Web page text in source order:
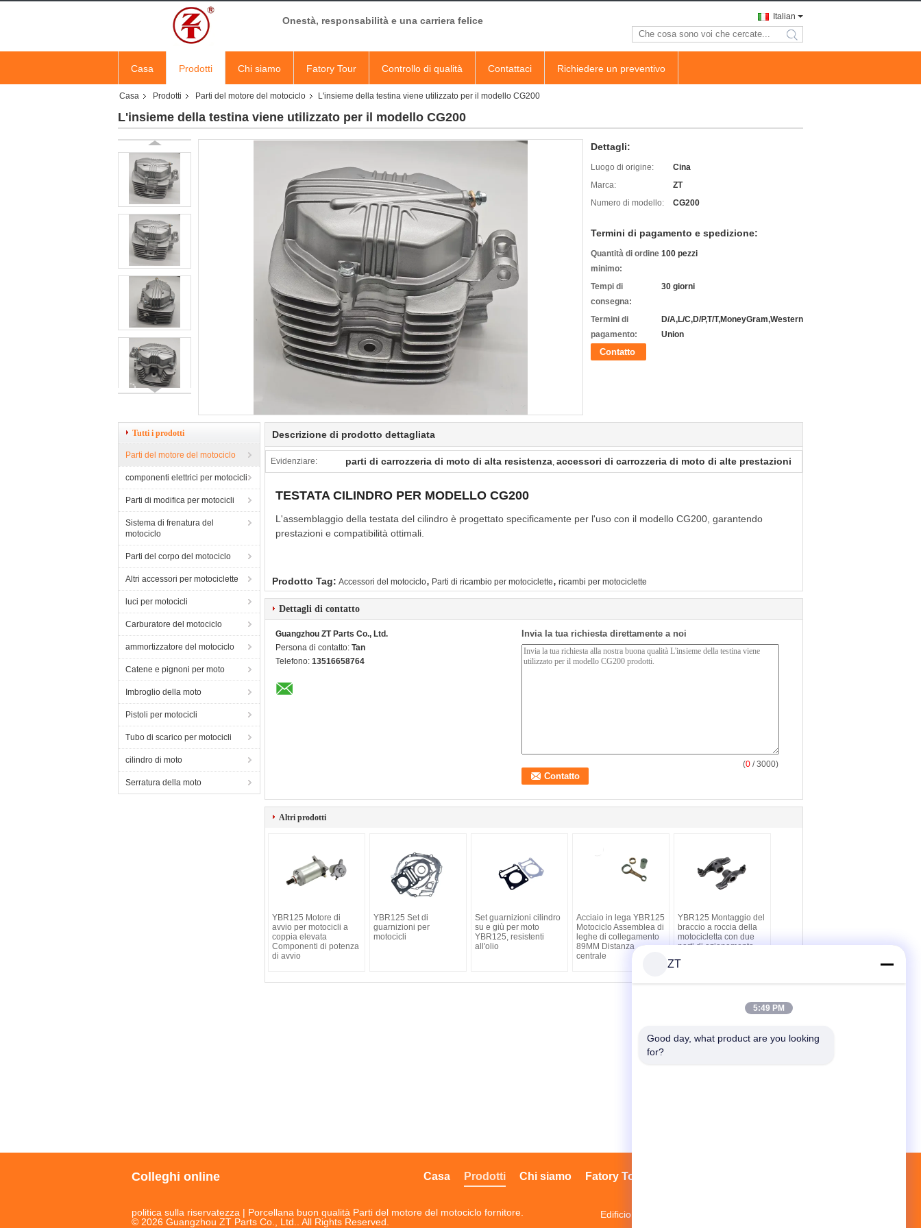
Onestà, responsabilità e una carriera felice Italian
search
Casa Prodotti Chi siamo Fatory Tour Controllo di qualità Contattaci Richiedere un preventivo
Casa Prodotti Parti del motore del motociclo L'insieme della testina viene utilizzato per il modello CG200
L'insieme della testina viene utilizzato per il modello CG200
Dettagli:
Luogo di origine:
Cina
Marca:
ZT
Numero di modello:
CG200
Termini di pagamento e spedizione:
Quantità di ordine
minimo:
100 pezzi
Tempi di
consegna:
30 giorni
Termini di
pagamento:
D/A,L/C,D/P,T/T,MoneyGram,Western
Union
Contatto
Tutti i prodotti
Parti del motore del motociclo
componenti elettrici per motocicli
Parti di modifica per motocicli
Sistema di frenatura del
motociclo
Parti del corpo del motociclo
Altri accessori per motociclette
luci per motocicli
Carburatore del motociclo
ammortizzatore del motociclo
Catene e pignoni per moto
Imbroglio della moto
Pistoli per motocicli
Tubo di scarico per motocicli
cilindro di moto
Serratura della moto
Descrizione di prodotto dettagliata
Evidenziare: parti di carrozzeria di moto di alta resistenza, accessori di carrozzeria di moto di alte prestazioni
TESTATA CILINDRO PER MODELLO CG200
L'assemblaggio della testata del cilindro è progettato specificamente per l'uso con il modello CG200, garantendo
prestazioni e compatibilità ottimali.
Prodotto Tag: Accessori del motociclo, Parti di ricambio per motociclette, ricambi per motociclette
Dettagli di contatto
Guangzhou ZT Parts Co., Ltd.
Persona di contatto: Tan
Telefono: 13516658764
Invia la tua richiesta direttamente a noi
(0 / 3000)
Altri prodotti
YBR125 Motore di
avvio per motocicli a
coppia elevata
Componenti di potenza
di avvio
YBR125 Set di
guarnizioni per
motocicli
Set guarnizioni cilindro
su e giù per moto
YBR125, resistenti
all'olio
Acciaio in lega YBR125
Motociclo Assemblea di
leghe di collegamento
89MM Distanza
centrale
YBR125 Montaggio del
braccio a roccia della
motocicletta con due
parti di azionamento
fuso
Colleghi online Fatory Tour
Chi siamo
Prodotti
Casa
politica sulla riservatezza | Porcellana buon qualità Parti del motore del motociclo fornitore.
© 2026 Guangzhou ZT Parts Co., Ltd.. All Rights Reserved.
Edificio 3, Parco Industriale Mopei, Distretto
ZT
5:49 PM
Good day, what product are you looking
for?